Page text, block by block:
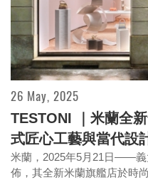
26 May, 2025
TESTONI ｜米蘭全
式匠心工藝與當代設
米蘭，2025年5月21日——義
佈，其全新米蘭旗艦店於時